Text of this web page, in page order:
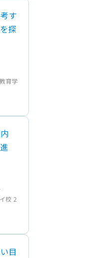
す
探
育学
校 2
目